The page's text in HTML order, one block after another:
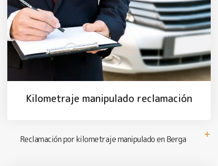
Kilometraje manipulado reclamación
Reclamación por kilometraje manipulado en Berga